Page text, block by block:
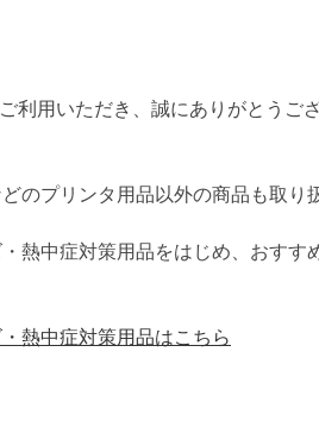
利用いただき、誠にありがとうご
のプリンタ用品以外の商品も取り
熱中症対策用品をはじめ、おすす
熱中症対策用品はこちら